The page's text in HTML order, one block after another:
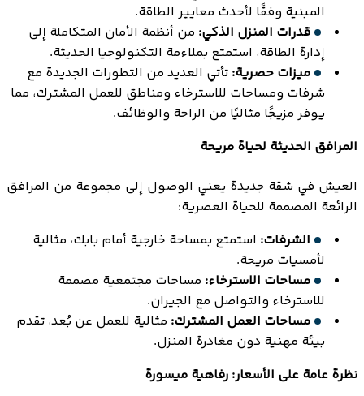
المبنية وفقًا لأحدث معايير الطاقة.
قدرات المنزل الذكي: من أنظمة الأمان المتكاملة إلى
إدارة الطاقة، استمتع بملاءمة التكنولوجيا الحديثة.
ميزات حصرية: تأتي العديد من التطورات الجديدة مع
شرفات ومساحات للاسترخاء ومناطق للعمل المشترك، مما
يوفر مزيجًا مثاليًا من الراحة والوظائف.
المرافق الحديثة لحياة مريحة
العيش في شقة جديدة يعني الوصول إلى مجموعة من المرافق
الرائعة المصممة للحياة العصرية:
الشرفات: استمتع بمساحة خارجية أمام بابك، مثالية
لأمسيات مريحة.
مساحات الاسترخاء: مساحات مجتمعية مصممة
للاسترخاء والتواصل مع الجيران.
مساحات العمل المشترك: مثالية للعمل عن بُعد، تقدم
بيئة مهنية دون مغادرة المنزل.
نظرة عامة على الأسعار: رفاهية ميسورة